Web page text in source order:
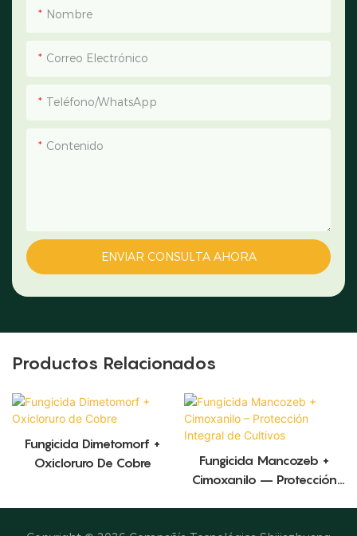
Nombre
Correo Electrónico
Teléfono/WhatsApp
Contenido
ENVIAR CONSULTA AHORA
Productos Relacionados
Fungicida Dimetomorf +
Oxicloruro De Cobre
Fungicida Mancozeb +
Cimoxanilo – Protección